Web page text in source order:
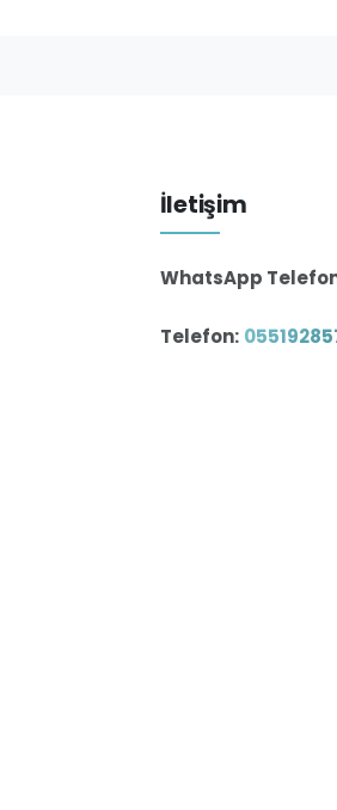
İletişim
WhatsApp
Telefon: